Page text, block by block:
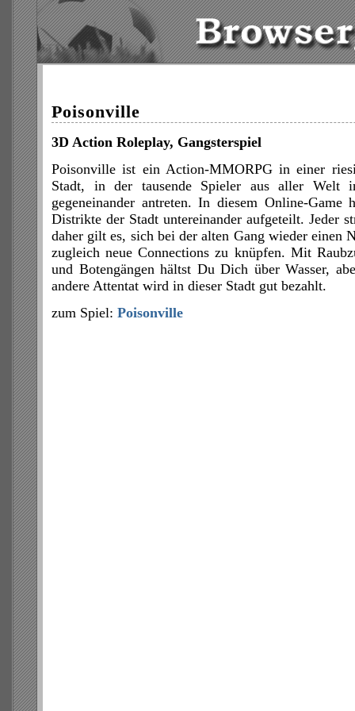
Poisonville
3D Action Roleplay, Gangsterspiel
Poisonville ist ein Action-MMORPG in einer
Stadt, in der tausende Spieler aus aller Welt
gegeneinander antreten. In diesem Online-Game
Distrikte der Stadt untereinander aufgeteilt. Jeder
daher gilt es, sich bei der alten Gang wieder einen
zugleich neue Connections zu knüpfen. Mit
und Botengängen hältst Du Dich über Wasser,
andere Attentat wird in dieser Stadt gut bezahlt.
zum Spiel: Poisonville